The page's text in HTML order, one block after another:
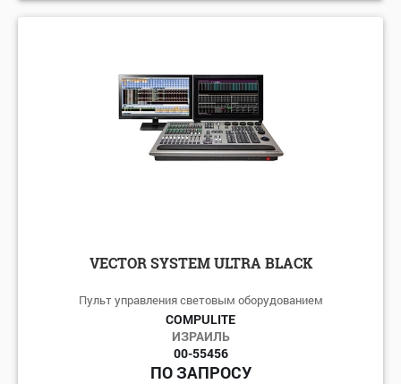
VECTOR SYSTEM ULTRA BLACK
Пульт управления световым оборудованием
COMPULITE
ИЗРАИЛЬ
00-55456
ПО ЗАПРОСУ